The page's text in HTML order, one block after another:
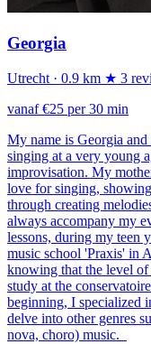
Georgia
Utrecht· 0.9 km ★ 3
vanaf €25 per 30 min
My name is Georgia
singing at a very young
improvisation. My
love for singing,
through creating
always accompany my
lessons, during my teen
music school 'Praxis' in
knowing that the level
study at the
beginning, I specialized
delve into other genres
nova, choro) music.